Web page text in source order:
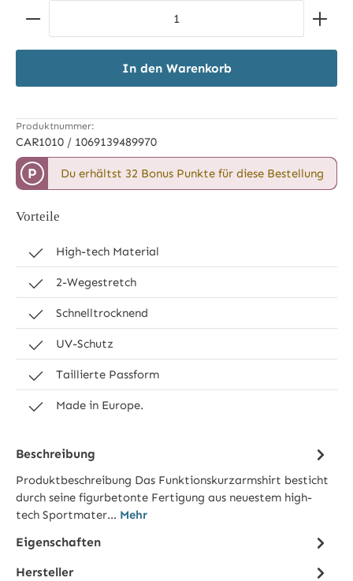
Produkt Anzahl: Gib den gewünschten Wert ein
In den Warenkorb
Produktnummer:
CAR1010 / 1069139489970
P Du erhältst 32 Bonus Punkte für diese Bestellung
Vorteile
High-tech Material
2-Wegestretch
Schnelltrocknend
UV-Schutz
Taillierte Passform
Made in Europe.
Beschreibung
Produktbeschreibung Das Funktionskurzarmshirt besticht
durch seine figurbetonte Fertigung aus neuestem high-
tech Sportmater… Mehr
Eigenschaften
Hersteller